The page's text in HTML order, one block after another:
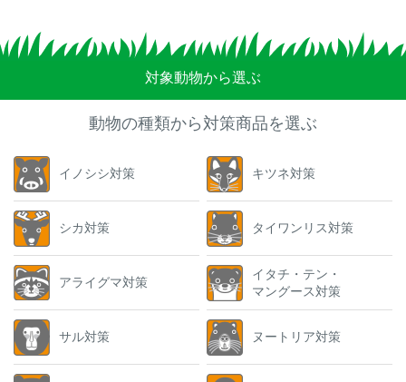
対象動物から選ぶ
動物の種類から対策商品を選ぶ
イノシシ対策
シカ対策
アライグマ対策
サル対策
キツネ対策
タイワンリス対策
イタチ・テン・
マングース対策
ヌートリア対策